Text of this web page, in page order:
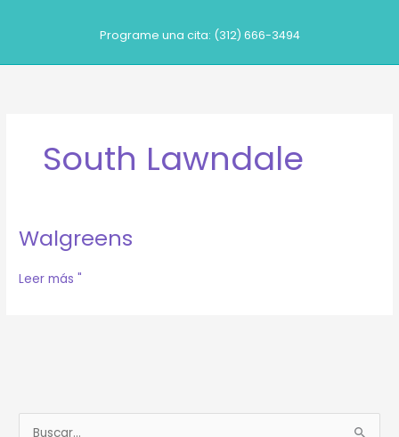
Programe una cita: (312) 666-3494
South Lawndale
Walgreens
Walgreens
Leer más "